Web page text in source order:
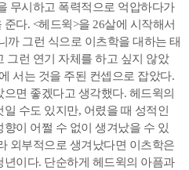
무시하고 폭력적으로 억압하다가
다. <헤드윅>을 26살에 시작해서
까 그런 식으로 이츠학을 대하는 태
그런 연기 자체를 하고 싶지 않았
서는 것을 주된 컨셉으로 잡았다.
면 좋겠다고 생각했다. 헤드윅의
수도 있지만, 어렸을 때 성적인
이 어쩔 수 없이 생겨났을 수 있
외부적으로 생겨났다면 이츠학은
이다. 단순하게 헤드윅의 아픔과